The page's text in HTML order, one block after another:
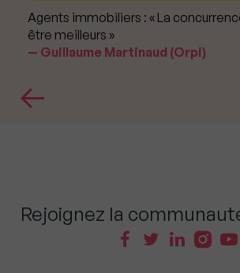
Agents immobiliers : « La
être meilleurs »
Guillaume Martinaud (Orpi)
Rejoignez la